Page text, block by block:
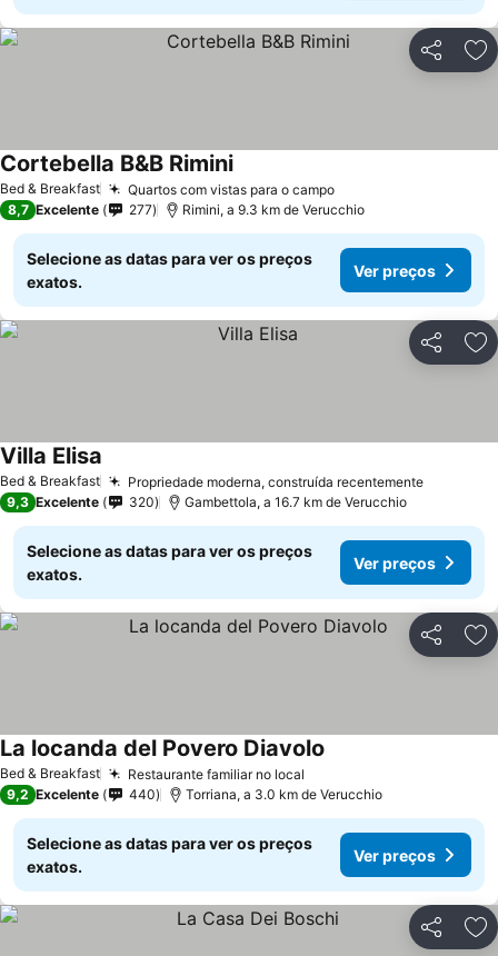
Partilhar
Bed & Breakfast Quartos com vistas para o campo
Cortebella B&B Rimini
8,7 Excelente 277 Rimini, a 9.3 km de Verucchio
Selecione as datas para ver os preços
exatos.
Ver preços
Partilhar
Bed & Breakfast Propriedade moderna, construída recentemente
Villa Elisa
9,3 Excelente 320 Gambettola, a 16.7 km de Verucchio
Selecione as datas para ver os preços
exatos.
Ver preços
Partilhar
Bed & Breakfast Restaurante familiar no local
La locanda del Povero Diavolo
9,2 Excelente 440 Torriana, a 3.0 km de Verucchio
Selecione as datas para ver os preços
exatos.
Ver preços
Partilhar